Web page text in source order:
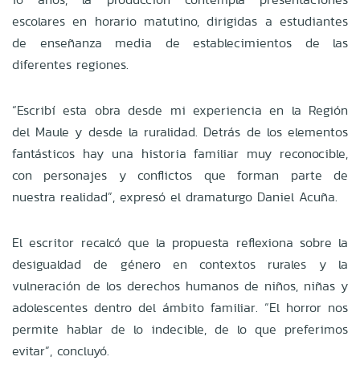
escolares en horario matutino, dirigidas a estudiantes
de enseñanza media de establecimientos de las
diferentes regiones.
“Escribí esta obra desde mi experiencia en la Región
del Maule y desde la ruralidad. Detrás de los elementos
fantásticos hay una historia familiar muy reconocible,
con personajes y conflictos que forman parte de
nuestra realidad”, expresó el dramaturgo Daniel Acuña.
El escritor recalcó que la propuesta reflexiona sobre la
desigualdad de género en contextos rurales y la
vulneración de los derechos humanos de niños, niñas y
adolescentes dentro del ámbito familiar. “El horror nos
permite hablar de lo indecible, de lo que preferimos
evitar”, concluyó.